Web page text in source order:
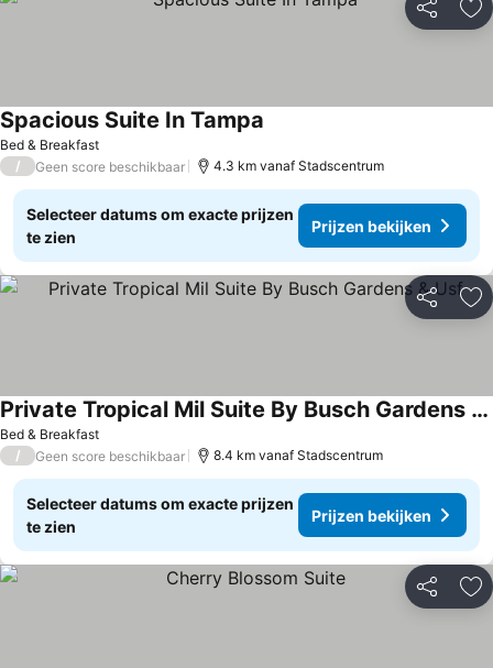
Delen
Bed & Breakfast
Spacious Suite In Tampa
/ Geen score beschikbaar 4.3 km vanaf Stadscentrum
Selecteer datums om exacte prijzen
te zien
Prijzen bekijken
Delen
Bed & Breakfast
Private Tropical Mil Suite By Busch Gardens & Usf
/ Geen score beschikbaar 8.4 km vanaf Stadscentrum
Selecteer datums om exacte prijzen
te zien
Prijzen bekijken
Delen